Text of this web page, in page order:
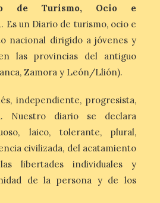
Gobierno
Feria
de El
que pone
la
artesanía
Sen reivindica en
el compromiso
de España
pueblos y el medio
Sen destaca la
municipios
atraer
de Turismo, Ocio e
. Es un Diario de turismo, ocio e
nacional dirigido a jóvenes y
las provincias del antiguo
Zamora y León/Llión).
independiente, progresista,
Nuestro diario se declara
laico, tolerante, plural,
civilizada, del acatamiento
libertades individuales y
de la persona y de los